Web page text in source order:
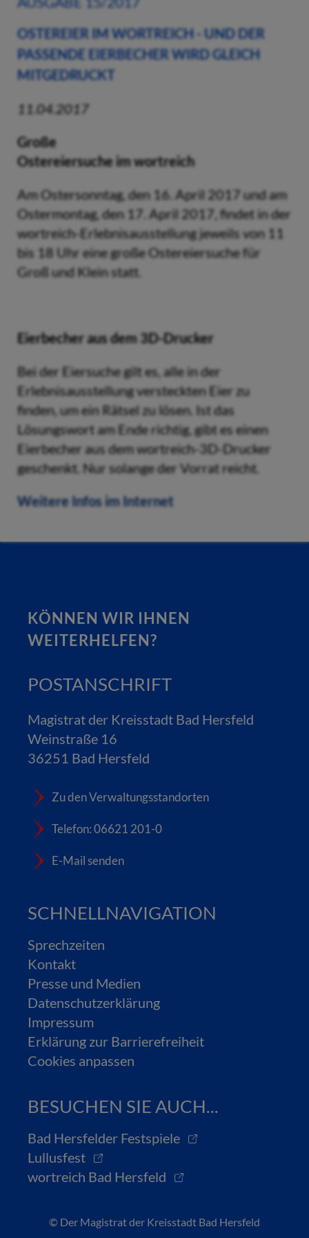
OSTEREIER IM WORTREICH - UND DER
PASSENDE EIERBECHER WIRD GLEICH
MITGEDRUCKT
11.04.2017
Große
Ostereiersuche im wortreich
Am Ostersonntag, den 16. April 2017 und am
Ostermontag, den 17. April 2017, findet in der
wortreich-Erlebnisausstellung jeweils von 11
bis 18 Uhr eine große Ostereiersuche für
Groß und Klein statt.
Eierbecher aus dem 3D-Drucker
Bei der Eiersuche gilt es, alle in der
Erlebnisausstellung versteckten Eier zu
finden, um ein Rätsel zu lösen. Ist das
Lösungswort am Ende richtig, gibt es einen
Eierbecher aus dem wortreich-3D-Drucker
geschenkt. Nur solange der Vorrat reicht.
Weitere Infos im Internet
KÖNNEN WIR IHNEN
WEITERHELFEN?
POSTANSCHRIFT
Magistrat der Kreisstadt Bad Hersfeld
Weinstraße 16
36251 Bad Hersfeld
Zu den Verwaltungsstandorten
Telefon: 06621 201-0
E-Mail senden
SCHNELLNAVIGATION
Sprechzeiten
Kontakt
Presse und Medien
Datenschutzerklärung
Impressum
Erklärung zur Barrierefreiheit
Cookies anpassen
BESUCHEN SIE AUCH...
Bad Hersfelder Festspiele
Lullusfest
wortreich Bad Hersfeld
© Der Magistrat der Kreisstadt Bad Hersfeld